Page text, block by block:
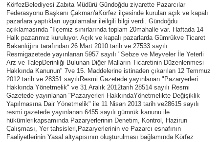
KörfezBelediyesi Zabıta Müdürü Gündoğdu ziyarette Pazarcılar
Federasyonu Başkanı Çakman'aKörfez ilçesinde kurulan açık ve kapalı
pazarlara yaptıkları uygulamalar ileilgili bilgi verdi. Gündoğdu
açıklamasında "İlçemiz sınırlarında toplam 20mahalle var. Haftada 14
Halk pazarımız kuruluyor. Açık ve kapalı pazarlarda Gümrükve Ticaret
Bakanlığını tarafından 26 Mart 2010 tarih ve 27533 sayılı
Resmigazetede yayınlanan 5957 sayılı "Sebze ve Meyveler İle Yeterli
Arz ve TalepDerinliği Bulunan Diğer Malların Ticaretinin Düzenlenmesi
Hakkında Kanunun" 7ve 15. Maddelerine istinaden çıkarılan 12 Temmuz
2012 tarih ve 28351 sayılıResmi Gazetede yayınlanan "Pazaryerleri
Hakkında Yönetmelik" ve 31 Aralık 2012tarih 28514 sayılı Resmi
Gazetede yayınlanan "Pazaryerleri HakkındaYönetmelikte Değişiklik
Yapılmasına Dair Yönetmelik" ile 11 Nisan 2013 tarih ve28615 sayılı
resmi gazetede yayınlanan 6455 sayılı gümrük kanunu ile
hükümlerikapsamında Pazaryerlerinin Denetim, Kontrol, Hazirun
Çalışması, Yer tahsisleri,Pazaryerlerinin ve Pazarcı esnafının
Faaliyetlerinin Yasal altyapısının oluşturulması bağlamında Körfez